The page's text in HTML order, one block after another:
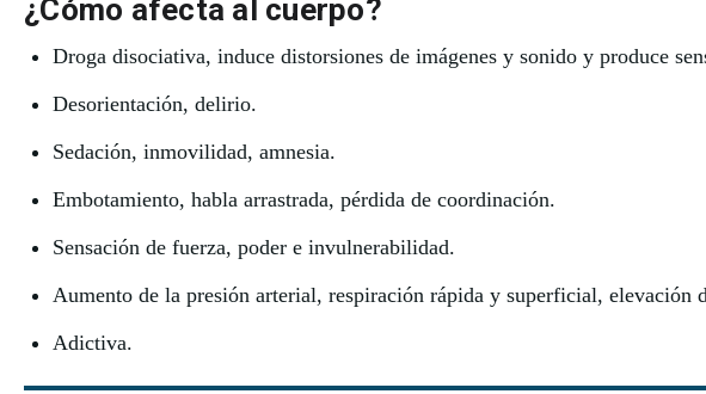
¿Cómo afecta al cuerpo?
Droga disociativa, induce distorsiones de imágenes y sonido y produce
Desorientación, delirio.
Sedación, inmovilidad, amnesia.
Embotamiento, habla arrastrada, pérdida de coordinación.
Sensación de fuerza, poder e invulnerabilidad.
Aumento de la presión arterial, respiración rápida y superficial, elevación
Adictiva.